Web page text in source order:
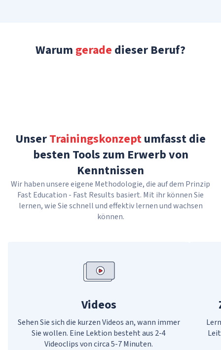
Warum gerade dieser Beruf?
UnserTrainingskonzeptumfasst die
besten Tools zum Erwerb von
Kenntnissen
Wir haben unsere eigene Methodologie, die auf dem Prinzip
Fast Education - Fast Results basiert. Mit ihr können Sie
lernen, wie Sie schnell und effektiv lernen und wachsen
können.
Videos
Sehen Sie sich die kurzen Videos an, wann immer
Sie wollen. Eine Lektion besteht aus 2-4
Videoclips von circa 5-7 Minuten.